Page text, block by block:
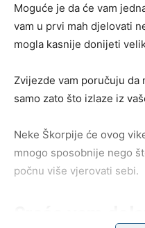
Moguće je da će vam
vam u prvi mah djelovati
mogla kasnije donijeti
Zvijezde vam poručuju
samo zato što izlaze iz
Neke Škorpije će ovog
mnogo sposobnije nego
počnu više vjerovati sebi.